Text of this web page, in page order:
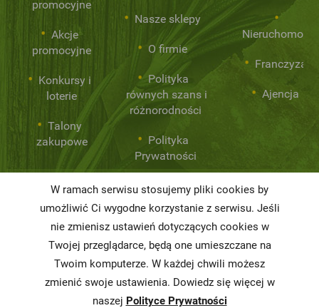
promocyjne
Akcje
promocyjne
Konkursy i
loterie
Talony
zakupowe
Nasze sklepy
O firmie
Polityka
równych szans i
różnorodności
Polityka
Prywatności
Niemarnowanie
żywności
Informacja o
realizowanej
strategii
podatkowej
Nieruchomości
Franczyza
Ajencja
W ramach serwisu stosujemy pliki cookies by
umożliwić Ci wygodne korzystanie z serwisu. Jeśli
nie zmienisz ustawień dotyczących cookies w
Twojej przeglądarce, będą one umieszczane na
Twoim komputerze. W każdej chwili możesz
zmienić swoje ustawienia. Dowiedz się więcej w
naszej Polityce Prywatności